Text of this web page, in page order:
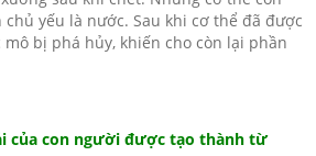
yếu là nước. Sau khi cơ thể đã được
mô bị phá hủy, khiến cho còn lại phần
của con người được tạo thành từ